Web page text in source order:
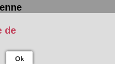
de
Ok